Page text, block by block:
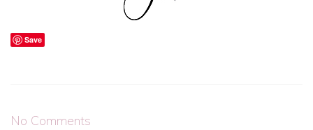
Save
No Comments